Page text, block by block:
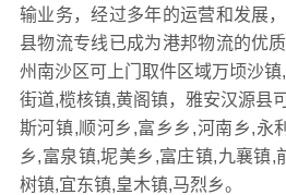
输业务，经过多年的运营和发展
县物流专线已成为港邦物流的优
州南沙区可上门取件区域万顷沙
街道,榄核镇,黄阁镇，雅安汉源县
斯河镇,顺河乡,富乡乡,河南乡,永
乡,富泉镇,坭美乡,富庄镇,九襄镇,
树镇,宜东镇,皇木镇,马烈乡。